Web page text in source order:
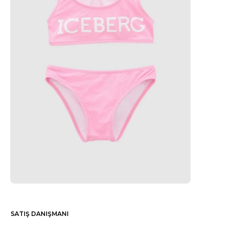
SATIŞ DANIŞMANI